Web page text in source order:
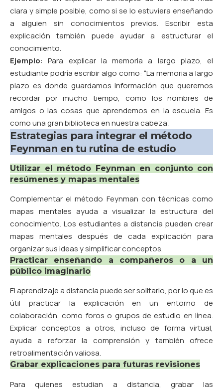
clara y simple posible, como si se lo estuviera enseñando
a alguien sin conocimientos previos. Escribir esta
explicación también puede ayudar a estructurar el
conocimiento.
Ejemplo: Para explicar la memoria a largo plazo, el
estudiante podría escribir algo como: “La memoria a largo
plazo es donde guardamos información que queremos
recordar por mucho tiempo, como los nombres de
amigos o las cosas que aprendemos en la escuela. Es
como una gran biblioteca en nuestra cabeza”.
Estrategias para integrar el método
Feynman en tu rutina de estudio
Utilizar el método Feynman en conjunto con
resúmenes y mapas mentales
Complementar el método Feynman con técnicas como
mapas mentales ayuda a visualizar la estructura del
conocimiento. Los estudiantes a distancia pueden crear
mapas mentales después de cada explicación para
organizar sus ideas y simplificar conceptos.
Practicar enseñando a compañeros o a un
público imaginario
El aprendizaje a distancia puede ser solitario, por lo que es
útil practicar la explicación en un entorno de
colaboración, como foros o grupos de estudio en línea.
Explicar conceptos a otros, incluso de forma virtual,
ayuda a reforzar la comprensión y también ofrece
retroalimentación valiosa.
Grabar explicaciones para futuras revisiones
Para quienes estudian a distancia, grabar las